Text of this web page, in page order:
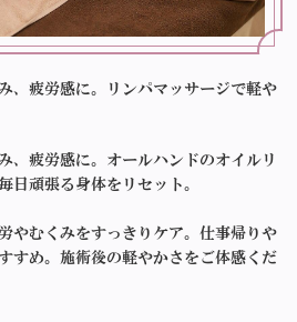
、疲労感に。リンパマッサージで軽や
、疲労感に。オールハンドのオイルリ
日頑張る身体をリセット。
やむくみをすっきりケア。仕事帰りや
すめ。施術後の軽やかさをご体感くだ